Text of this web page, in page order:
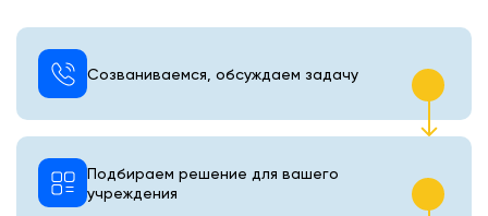
Созваниваемся, обсуждаем задачу
Подбираем решение для вашего
учреждения